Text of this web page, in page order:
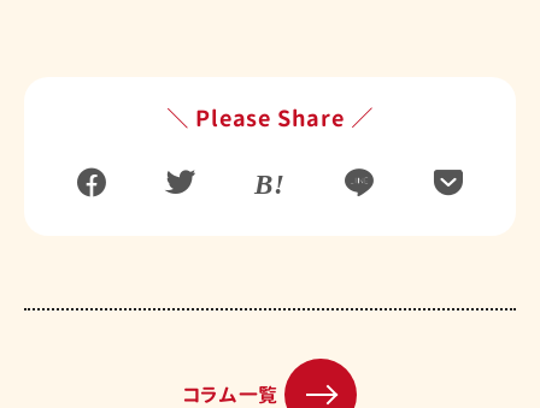
＼ Please Share ／
コラム一覧